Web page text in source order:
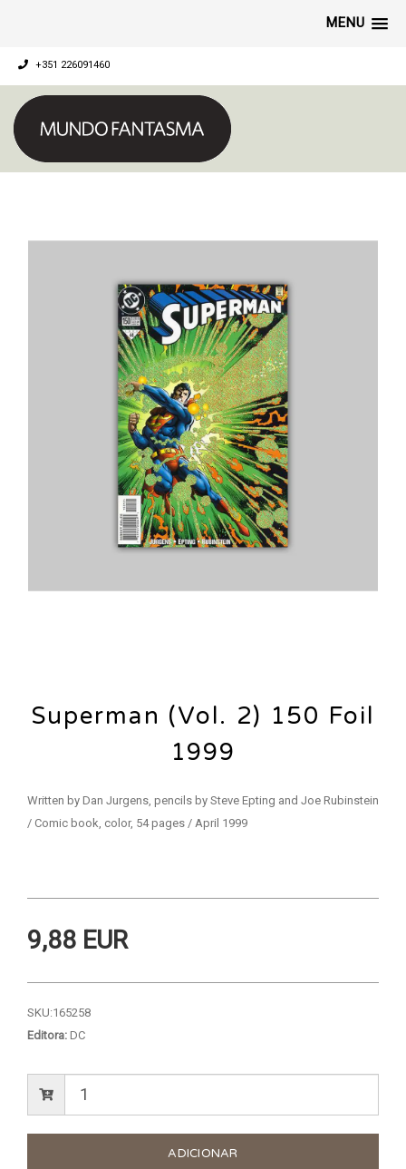
MENU
+351 226091460
Superman (Vol. 2) 150 Foil
1999
Written by Dan Jurgens, pencils by Steve Epting and Joe Rubinstein
/ Comic book, color, 54 pages / April 1999
9,88 EUR
SKU:165258
Editora: DC